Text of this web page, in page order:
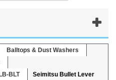
Balltops & Dust Washers
BLT
Seimitsu Bullet Lever